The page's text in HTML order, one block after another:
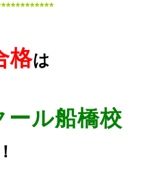
格は
ール船橋校